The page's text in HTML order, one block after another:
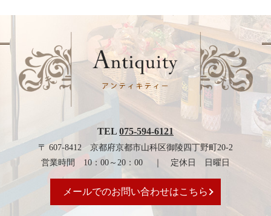
TEL 075-594-6121
〒 607-8412 京都府京都市山科区御陵四丁野町20-2
営業時間 10：00～20：00 ｜ 定休日 日曜日
メールでのお問い合わせはこちら